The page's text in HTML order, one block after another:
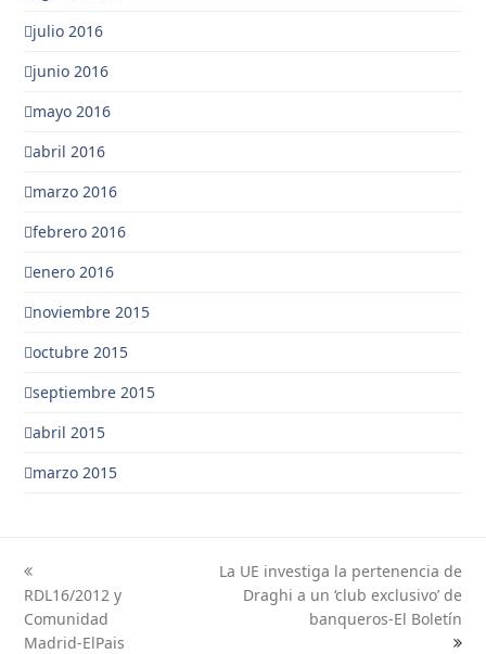
julio 2016
junio 2016
mayo 2016
abril 2016
marzo 2016
febrero 2016
enero 2016
noviembre 2015
octubre 2015
septiembre 2015
abril 2015
marzo 2015
previous
post:
RDL16/2012 y
Comunidad
Madrid-ElPais
La UE investiga la pertenencia de
Draghi a un ‘club exclusivo’ de
banqueros-El Boletín